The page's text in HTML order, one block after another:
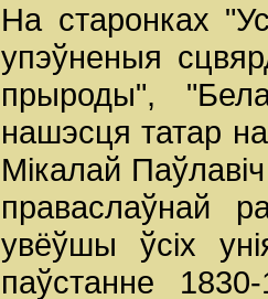
На старонках
упэўненыя
прыроды",
нашэсця татар
Мікалай
праваслаўнай
увёўшы ўсіх
паўстанне